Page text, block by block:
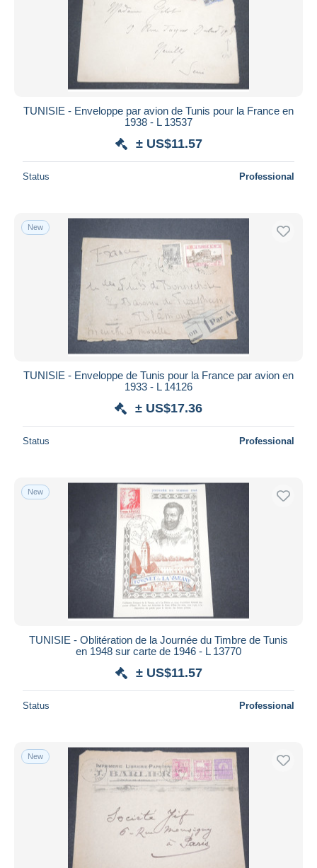
TUNISIE - Enveloppe par avion de Tunis pour la France en
1938 - L 13537
± US$11.57
Status Professional
New
TUNISIE - Enveloppe de Tunis pour la France par avion en
1933 - L 14126
± US$17.36
Status Professional
New
TUNISIE - Oblitération de la Journée du Timbre de Tunis
en 1948 sur carte de 1946 - L 13770
± US$11.57
Status Professional
New